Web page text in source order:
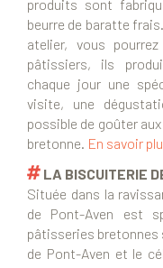
produits sont
beurre de baratte
atelier, vous
pâtissiers, ils
chaque jour une
visite, une
possible de goûter
bretonne. En savoir
LA BISCUITERIE
Située dans la
de Pont-Aven est
pâtisseries bretonnes
de Pont-Aven et le